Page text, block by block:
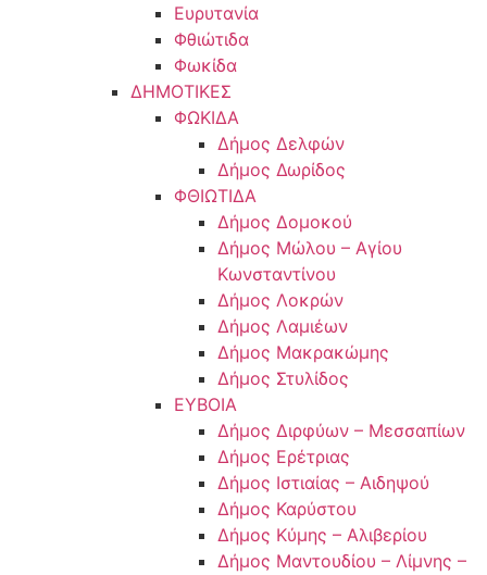
Ευρυτανία
Φθιώτιδα
Φωκίδα
ΔΗΜΟΤΙΚΕΣ
ΦΩΚΙΔΑ
Δήμος Δελφών
Δήμος Δωρίδος
ΦΘΙΩΤΙΔΑ
Δήμος Δομοκού
Δήμος Μώλου – Αγίου
Κωνσταντίνου
Δήμος Λοκρών
Δήμος Λαμιέων
Δήμος Μακρακώμης
Δήμος Στυλίδος
ΕΥΒΟΙΑ
Δήμος Διρφύων – Μεσσαπίων
Δήμος Ερέτριας
Δήμος Ιστιαίας – Αιδηψού
Δήμος Καρύστου
Δήμος Κύμης – Αλιβερίου
Δήμος Μαντουδίου – Λίμνης –